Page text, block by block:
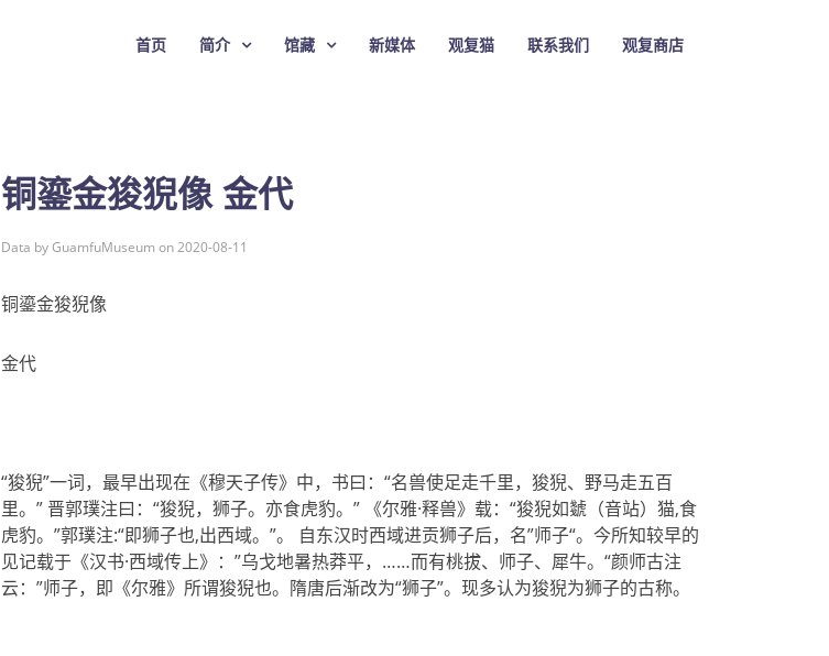
首页 简介 馆藏 新媒体 观复猫 联系我们 观复商店
铜鎏金狻猊像 金代
Data by GuamfuMuseum on 2020-08-11
铜鎏金狻猊像
金代
“狻猊”一词，最早出现在《穆天子传》中，书曰：“名兽使足走千里，狻猊、野马走五百
里。” 晋郭璞注曰：“狻猊，狮子。亦食虎豹。” 《尔雅·释兽》载：“狻猊如虦（音站）猫,食
虎豹。”郭璞注:“即狮子也,出西域。”。 自东汉时西域进贡狮子后，名”师子“。今所知较早的
见记载于《汉书·西域传上》：”乌戈地暑热莽平，……而有桃拔、师子、犀牛。“颜师古注
云：”师子，即《尔雅》所谓狻猊也。隋唐后渐改为“狮子”。现多认为狻猊为狮子的古称。